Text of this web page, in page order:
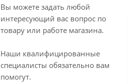
Вы можете задать любой
интересующий вас вопрос по
товару или работе магазина.
Наши квалифицированные
специалисты обязательно вам
помогут.